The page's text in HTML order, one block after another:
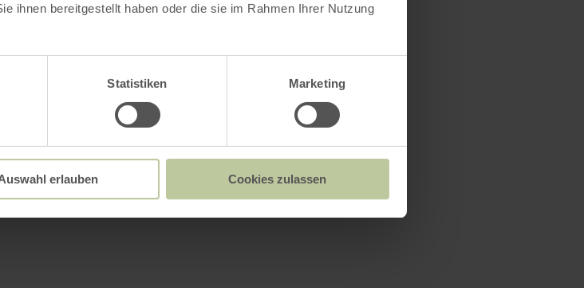
ihnen bereitgestellt haben oder die sie im Rahmen Ihrer Nutzung
Statistiken Marketing
erlauben Cookies zulassen